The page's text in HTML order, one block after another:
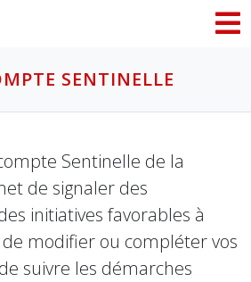
SENTINELLE
Sentinelle de la
de signaler des
initiatives favorables à
modifier ou compléter vos
suivre les démarches
cookies